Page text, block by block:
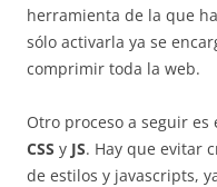
herramienta de la que
sólo activarla ya se
comprimir toda la web.
Otro proceso a seguir
CSS y JS. Hay que evitar
de estilos y javascripts,